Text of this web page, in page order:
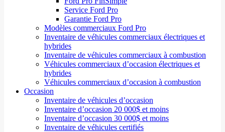
Service Ford Pro
Garantie Ford Pro
Modèles commerciaux Ford Pro
Inventaire de véhicules commerciaux électriques et
hybrides
Inventaire de véhicules commerciaux à combustion
Véhicules commerciaux d’occasion électriques et
hybrides
Véhicules commerciaux d’occasion à combustion
Occasion
Inventaire de véhicules d’occasion
Inventaire d’occasion 20 000$ et moins
Inventaire d’occasion 30 000$ et moins
Inventaire de véhicules certifiés